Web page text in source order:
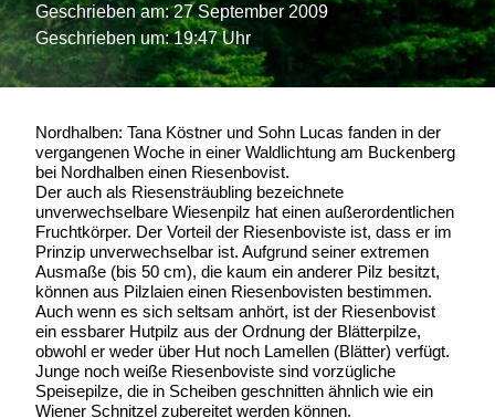
Geschrieben am: 27 September 2009
Geschrieben um: 19:47 Uhr
Nordhalben: Tana Köstner und Sohn Lucas fanden in der
vergangenen Woche in einer Waldlichtung am Buckenberg
bei Nordhalben einen Riesenbovist.
Der auch als Riesensträubling bezeichnete
unverwechselbare Wiesenpilz hat einen außerordentlichen
Fruchtkörper. Der Vorteil der Riesenboviste ist, dass er im
Prinzip unverwechselbar ist. Aufgrund seiner extremen
Ausmaße (bis 50 cm), die kaum ein anderer Pilz besitzt,
können aus Pilzlaien einen Riesenbovisten bestimmen.
Auch wenn es sich seltsam anhört, ist der Riesenbovist
ein essbarer Hutpilz aus der Ordnung der Blätterpilze,
obwohl er weder über Hut noch Lamellen (Blätter) verfügt.
Junge noch weiße Riesenboviste sind vorzügliche
Speisepilze, die in Scheiben geschnitten ähnlich wie ein
Wiener Schnitzel zubereitet werden können.